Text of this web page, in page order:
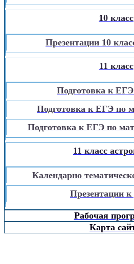
10 класс
Презентации 10
11 класс
Подготовка к
Подготовка к ЕГЭ по
Подготовка к ЕГЭ по
11 класс
Календарно
Презентации
Рабочая
Карта